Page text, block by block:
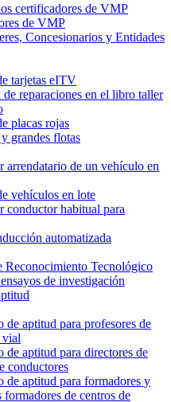
certificadores de VMP
de VMP
Concesionarios y Entidades
tarjetas eITV
reparaciones en el libro taller
placas rojas
grandes flotas
arrendatario de un vehículo en
vehículos en lote
conductor habitual para
automatizada
Reconocimiento Tecnológico
de investigación
de aptitud para profesores de
vial
de aptitud para directores de
conductores
de aptitud para formadores y
formadores de centros de